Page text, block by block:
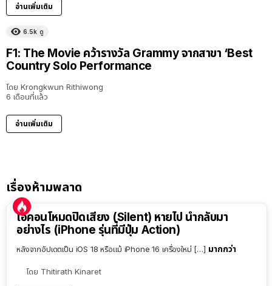
อ่านเพิ่มเติม
6.5k ดู
F1: The Movie คว้ารางวัล Grammy จากสาขา ‘Best
Country Solo Performance
โดย Krongkwun Rithiwong
6 เดือนที่แล้ว
อ่านเพิ่มเติม
เรื่องห้ามพลาด
ไอคอนโหมดปิดเสียง (Silent) หายไป นำกลับมา
อย่างไร (iPhone รุ่นที่มีปุ่ม Action)
หลังจากอัปเดตเป็น iOS 18 หรือแม้ iPhone 16 เครื่องใหม่ […] มากกว่า
โดย Thitirath Kinaret